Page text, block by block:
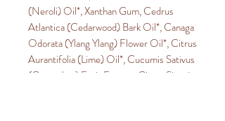
(Neroli) Oil*, Xanthan Gum, Cedrus
Atlantica (Cedarwood) Bark Oil*, Canaga
Odorata (Ylang Ylang) Flower Oil*, Citrus
Aurantifolia (Lime) Oil*, Cucumis Sativus
(Cucumber) Fruit Extract, Citrus Sinesis